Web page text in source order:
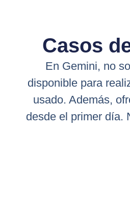
Casos
En Gemini, no
disponible para
usado. Además,
desde el primer día.